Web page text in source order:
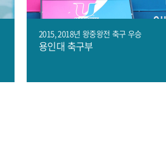
2015, 2018년 왕중왕전 축구우승
용인대 축구부